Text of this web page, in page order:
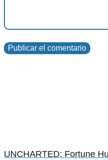
UNCHARTED: Fortune